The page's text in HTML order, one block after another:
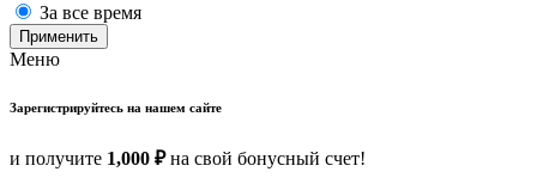
За все время
Применить
Меню
Зарегистрируйтесь на нашем сайте
и получите 1,000 ₽на свой бонусный счет!